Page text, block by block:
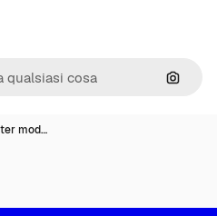
Cerca
mod…